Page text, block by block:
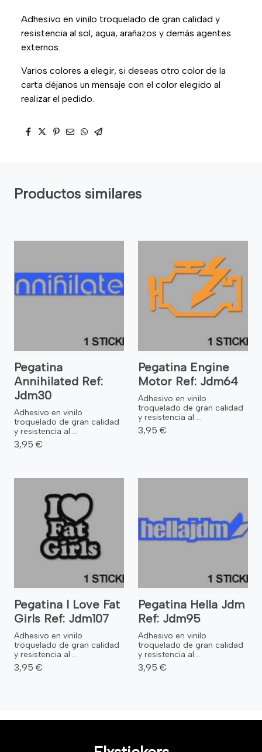
Adhesivo en vinilo troquelado de gran calidad y
resistencia al sol, agua, arañazos y demás agentes
externos.
Varios colores a elegir, si deseas otro color de la
carta déjanos un mensaje con el color elegido al
realizar el pedido.
Productos similares
Pegatina
Annihilated Ref:
Jdm30
Adhesivo en vinilo
troquelado de gran calidad
y resistencia al ...
3,95 €
Pegatina Engine
Motor Ref: Jdm64
Adhesivo en vinilo
troquelado de gran calidad
y resistencia al ...
3,95 €
Pegatina I Love Fat
Girls Ref: Jdm107
Adhesivo en vinilo
troquelado de gran calidad
y resistencia al ...
3,95 €
Pegatina Hella Jdm
Ref: Jdm95
Adhesivo en vinilo
troquelado de gran calidad
y resistencia al ...
3,95 €